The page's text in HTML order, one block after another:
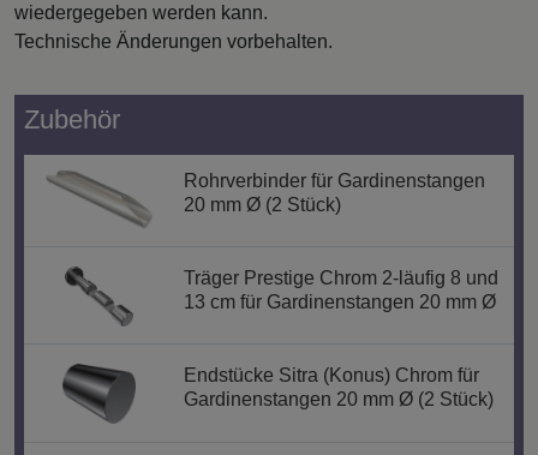
wiedergegeben werden kann.
Technische Änderungen vorbehalten.
Zubehör
Rohrverbinder für Gardinenstangen
20 mm Ø (2 Stück)
Träger Prestige Chrom 2-läufig 8 und
13 cm für Gardinenstangen 20 mm Ø
Endstücke Sitra (Konus) Chrom für
Gardinenstangen 20 mm Ø (2 Stück)